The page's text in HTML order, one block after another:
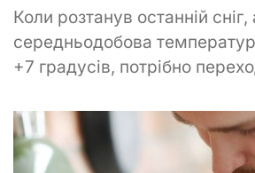
Коли розтанув останній сніг,
середньодобова
+7 градусів, потрібно
особливості, які ми й...